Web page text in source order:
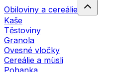
Obiloviny a cereálie
Kaše
Těstoviny
Granola
Ovesné vločky
Cereálie a müsli